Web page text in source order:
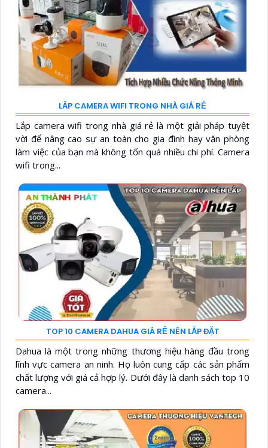
LẮP CAMERA WIFI TRONG NHÀ GIÁ RẺ
Lắp camera wifi trong nhà giá rẻ là một giải pháp tuyệt
vời để nâng cao sự an toàn cho gia đình hay văn phòng
làm việc của bạn mà không tốn quá nhiều chi phí. Camera
wifi trong...
TOP 10 CAMERA DAHUA GIÁ RẺ NÊN LẮP ĐẶT
Dahua là một trong những thương hiệu hàng đầu trong
lĩnh vực camera an ninh. Họ luôn cung cấp các sản phẩm
chất lượng với giá cả hợp lý. Dưới đây là danh sách top 10
camera...